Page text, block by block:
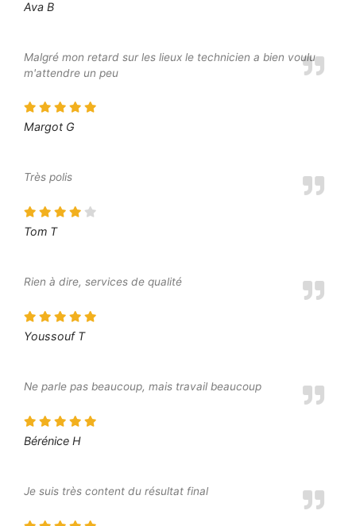
Ava B
Malgré mon retard sur les lieux le technicien a bien voulu
m'attendre un peu
Margot G
Très polis
Tom T
Rien à dire, services de qualité
Youssouf T
Ne parle pas beaucoup, mais travail beaucoup
Bérénice H
Je suis très content du résultat final